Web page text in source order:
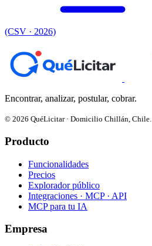
(CSV · 2026)
Encontrar, analizar, postular, cobrar.
© 2026 QuéLicitar · Domicilio Chillán, Chile.
Producto
Funcionalidades
Precios
Explorador público
Integraciones · MCP · API
MCP para tu IA
Empresa